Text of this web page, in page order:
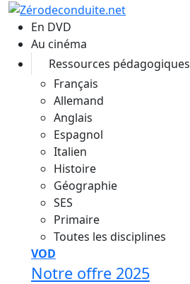
Aller au contenu principal
En DVD
Au cinéma
Ressources pédagogiques
Français
Allemand
Anglais
Espagnol
Italien
Histoire
Géographie
SES
Primaire
Toutes les disciplines
VOD
Notre offre 2025